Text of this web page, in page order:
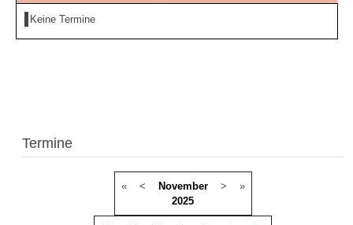
Keine Termine
Termine
« <
November
2025
> »